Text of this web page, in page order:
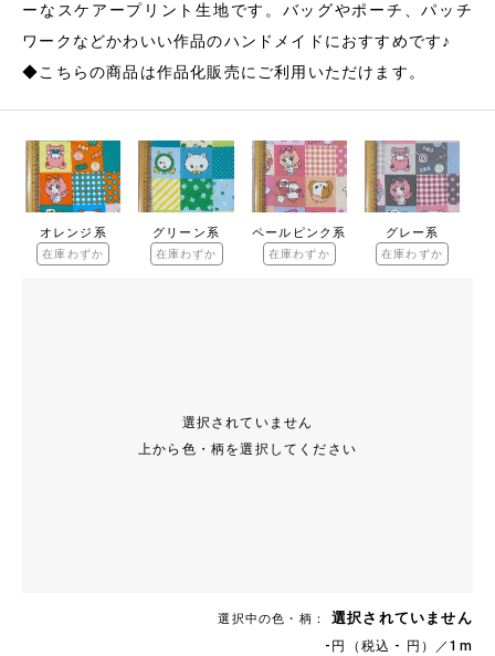
ーなスケアープリント生地です。バッグやポーチ、パッチ
ワークなどかわいい作品のハンドメイドにおすすめです♪
◆こちらの商品は作品化販売にご利用いただけます。
オレンジ系
在庫わずか
グリーン系
在庫わずか
ペールピンク系
在庫わずか
グレー系
在庫わずか
選択されていません
上から色・柄を選択してください
選択中の色・柄： 選択されていません
-円（税込 - 円）／1m